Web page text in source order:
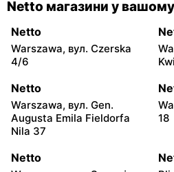
Netto магазини у вашому
Netto
Warszawa, вул. Czerska
4/6
Netto
Warszawa, вул. Gen.
Augusta Emila Fieldorfa
Nila 37
18
Netto